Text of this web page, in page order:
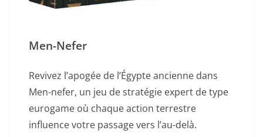
Men-Nefer
Revivez l’apogée de l’Égypte ancienne dans
Men-nefer, un jeu de stratégie expert de type
eurogame où chaque action terrestre
influence votre passage vers l’au-delà.